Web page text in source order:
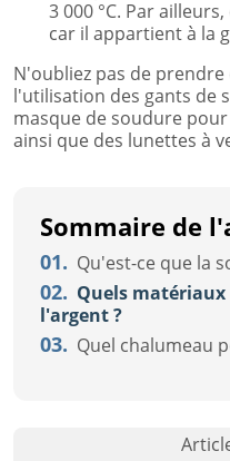
3 000 °C. Par
car il appartient à la
N'oubliez pas de
l'utilisation des gants de
masque de soudure
ainsi que des lunettes à
Sommaire de
01. Qu'est-ce que la
02. Quels
l'argent ?
03. Quel chalumeau